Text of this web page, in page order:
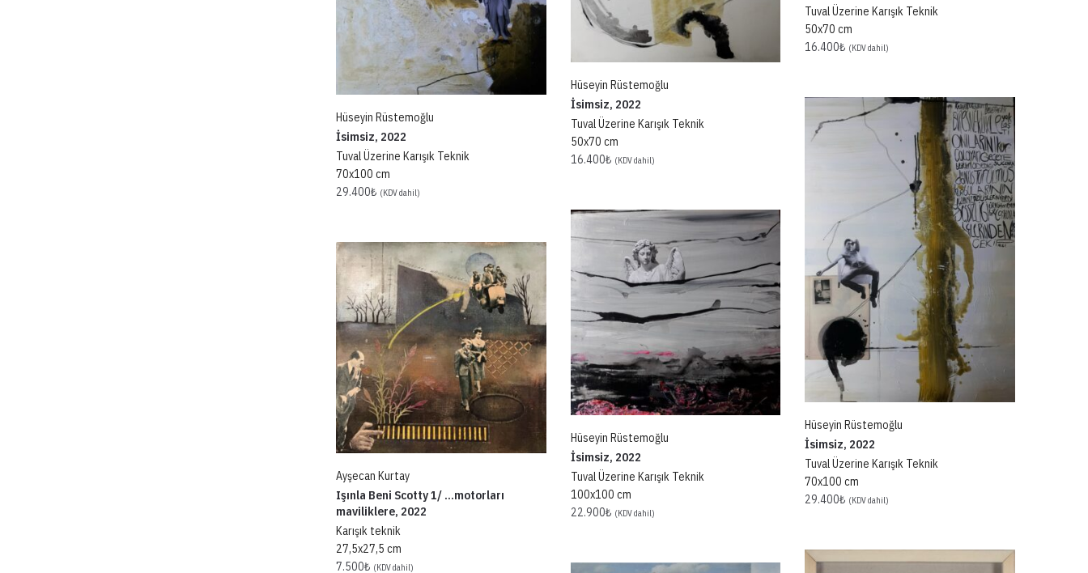
Tuval Üzerine Karışık Teknik
50x70 cm
16.400₺ (KDV dahil)
Hüseyin Rüstemoğlu
İsimsiz, 2022
Tuval Üzerine Karışık Teknik
50x70 cm
16.400₺ (KDV dahil)
Hüseyin Rüstemoğlu
İsimsiz, 2022
Tuval Üzerine Karışık Teknik
70x100 cm
29.400₺ (KDV dahil)
Hüseyin Rüstemoğlu
İsimsiz, 2022
Tuval Üzerine Karışık Teknik
70x100 cm
29.400₺ (KDV dahil)
Hüseyin Rüstemoğlu
İsimsiz, 2022
Tuval Üzerine Karışık Teknik
100x100 cm
22.900₺ (KDV dahil)
Ayşecan Kurtay
Işınla Beni Scotty 1/ …motorları
maviliklere, 2022
Karışık teknik
27,5x27,5 cm
7.500₺ (KDV dahil)